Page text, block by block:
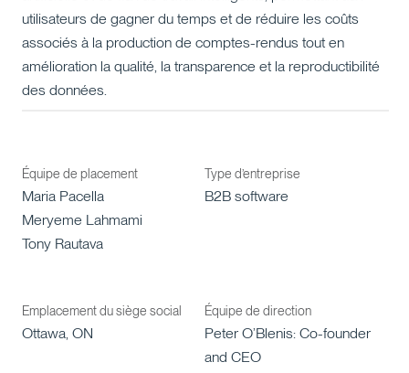
utilisateurs de gagner du temps et de réduire les coûts
associés à la production de comptes-rendus tout en
amélioration la qualité, la transparence et la reproductibilité
des données.
Équipe de placement
Maria Pacella
Meryeme Lahmami
Tony Rautava
Type d’entreprise
B2B software
Emplacement du siège social
Ottawa, ON
Équipe de direction
Peter O’Blenis: Co-founder
and CEO